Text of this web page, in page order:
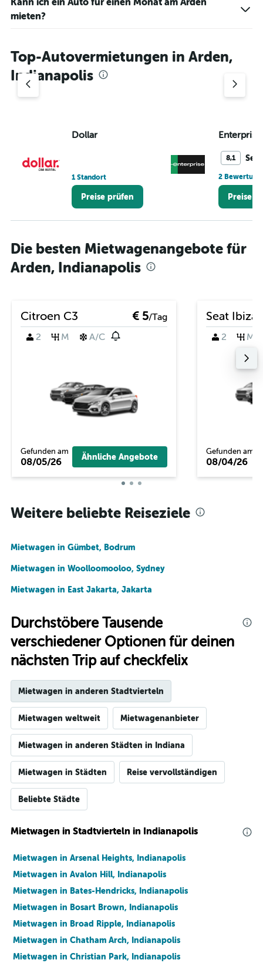
mieten?
Top-Autovermietungen in Arden,
Indianapolis
Dollar
1 Standort
Preise prüfen
8,1
2
Preise
Die besten Mietwagenangebote für
Arden, Indianapolis
Citroen C3 € 5/Tag
2
M A/C
Gefunden am
08/05/26 Ähnliche Angebote
Seat Ibiza
2 M
Gefunden am
08/04/26
Weitere beliebte Reiseziele
Mietwagen in Gümbet, Bodrum
Mietwagen in Woolloomooloo, Sydney
Mietwagen in East Jakarta, Jakarta
Durchstöbere Tausende
verschiedener Optionen für deinen
nächsten Trip auf checkfelix
Mietwagen in anderen Stadtvierteln
Mietwagen weltweit Mietwagenanbieter
Mietwagen in anderen Städten in Indiana
Mietwagen in Städten Reise vervollständigen
Beliebte Städte
Mietwagen in Stadtvierteln in Indianapolis
Mietwagen in Arsenal Heights, Indianapolis
Mietwagen in Avalon Hill, Indianapolis
Mietwagen in Bates-Hendricks, Indianapolis
Mietwagen in Bosart Brown, Indianapolis
Mietwagen in Broad Ripple, Indianapolis
Mietwagen in Chatham Arch, Indianapolis
Mietwagen in Christian Park, Indianapolis